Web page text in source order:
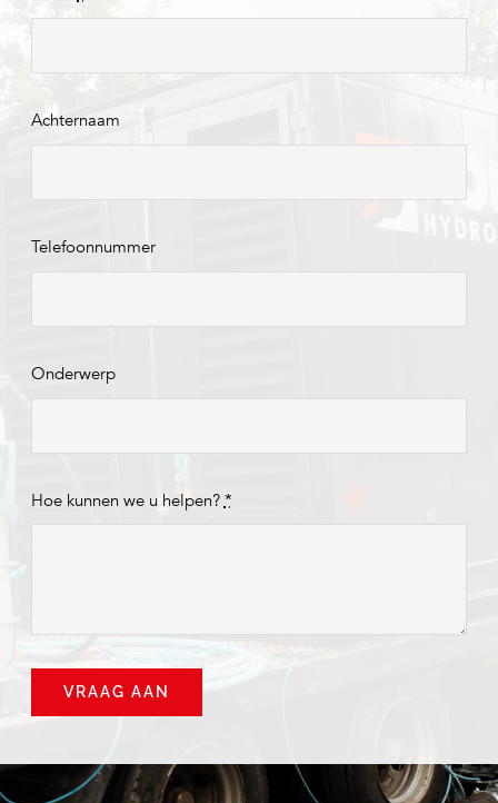
Achternaam
Telefoonnummer
Onderwerp
Hoe kunnen we u helpen? *
VRAAG AAN